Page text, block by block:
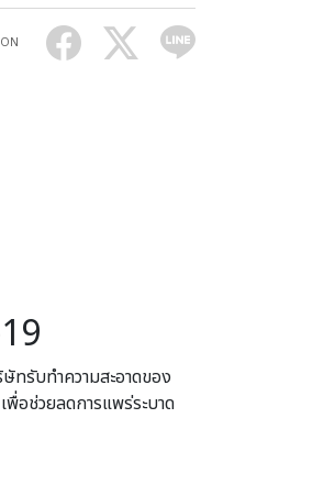
ทรับทำความสะอาดของ
พื่อช่วยลดการแพร่ระบาด